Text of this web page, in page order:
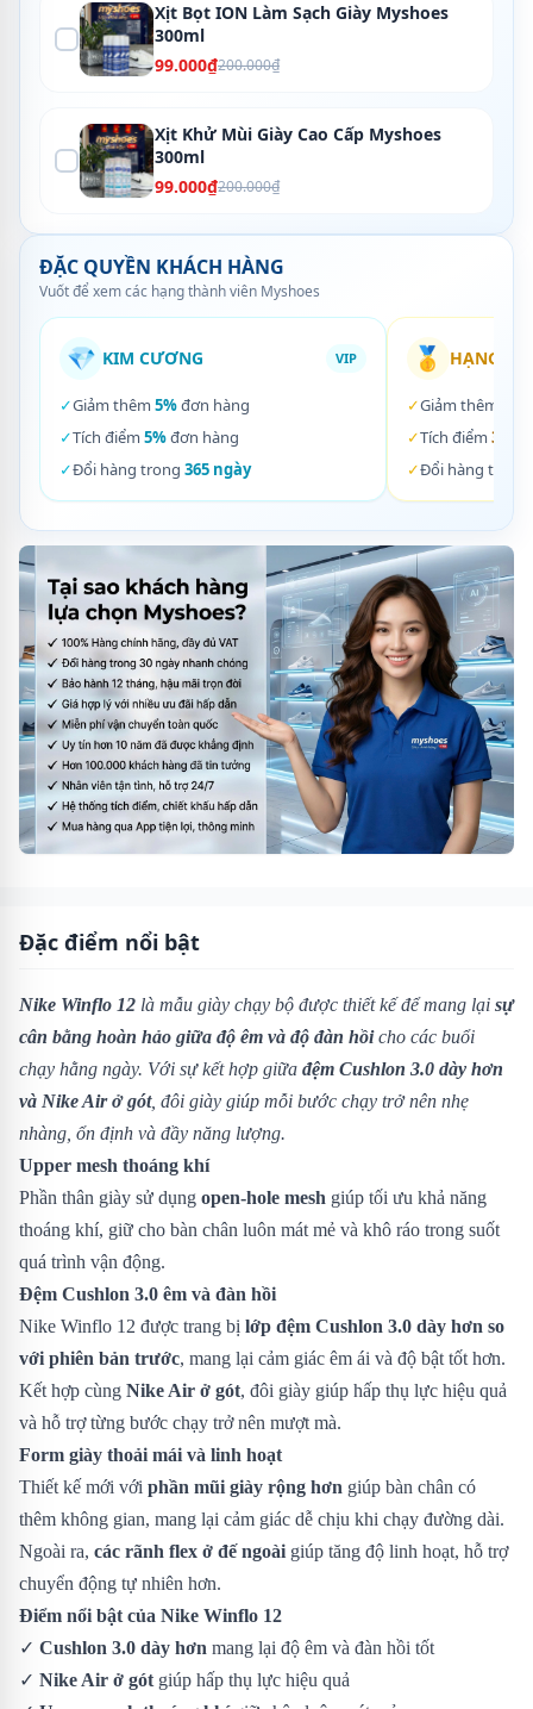
Xịt Bọt ION Làm Sạch Giày Myshoes
300ml
99.000₫200.000₫
Xịt Khử Mùi Giày Cao Cấp Myshoes
300ml
99.000₫200.000₫
ĐẶC QUYỀN KHÁCH HÀNG
Vuốt để xem các hạng thành viên Myshoes
💎 KIM CƯƠNG VIP
✓Giảm thêm 5%đơn hàng
✓Tích điểm 5%đơn hàng
✓Đổi hàng trong 365 ngày
🥇 HẠNG
✓Giảm thêm
✓Tích điểm 3%
✓Đổi hàng trong
Đặc điểm nổi bật
Nike Winflo 12 là mẫu giày chạy bộ được thiết kế để mang lại sự
cân bằng hoàn hảo giữa độ êm và độ đàn hồicho các buổi
chạy hằng ngày. Với sự kết hợp giữa đệm Cushlon 3.0 dày hơn
và Nike Air ở gót, đôi giày giúp mỗi bước chạy trở nên nhẹ
nhàng, ổn định và đầy năng lượng.
Upper mesh thoáng khí
Phần thân giày sử dụng open-hole mesh giúp tối ưu khả năng
thoáng khí, giữ cho bàn chân luôn mát mẻ và khô ráo trong suốt
quá trình vận động.
Đệm Cushlon 3.0 êm và đàn hồi
Nike Winflo 12 được trang bị lớp đệm Cushlon 3.0 dày hơn so
với phiên bản trước, mang lại cảm giác êm ái và độ bật tốt hơn.
Kết hợp cùng Nike Air ở gót, đôi giày giúp hấp thụ lực hiệu quả
và hỗ trợ từng bước chạy trở nên mượt mà.
Form giày thoải mái và linh hoạt
Thiết kế mới với phần mũi giày rộng hơn giúp bàn chân có
thêm không gian, mang lại cảm giác dễ chịu khi chạy đường dài.
Ngoài ra, các rãnh flex ở đế ngoài giúp tăng độ linh hoạt, hỗ trợ
chuyển động tự nhiên hơn.
Điểm nổi bật của Nike Winflo 12
✓ Cushlon 3.0 dày hơn mang lại độ êm và đàn hồi tốt
✓ Nike Air ở gót giúp hấp thụ lực hiệu quả